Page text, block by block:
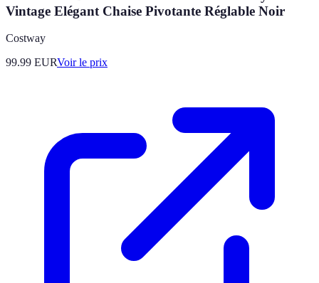
Vintage Elégant Chaise Pivotante Réglable Noir
Costway
99.99 EURVoir le prix